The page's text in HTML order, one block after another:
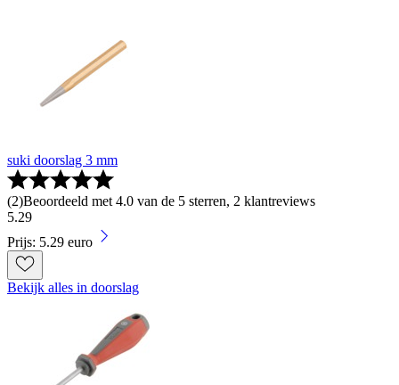
suki doorslag 3 mm
(2)Beoordeeld met 4.0 van de 5 sterren, 2 klantreviews
5.29
Prijs: 5.29 euro
Bekijk alles in doorslag